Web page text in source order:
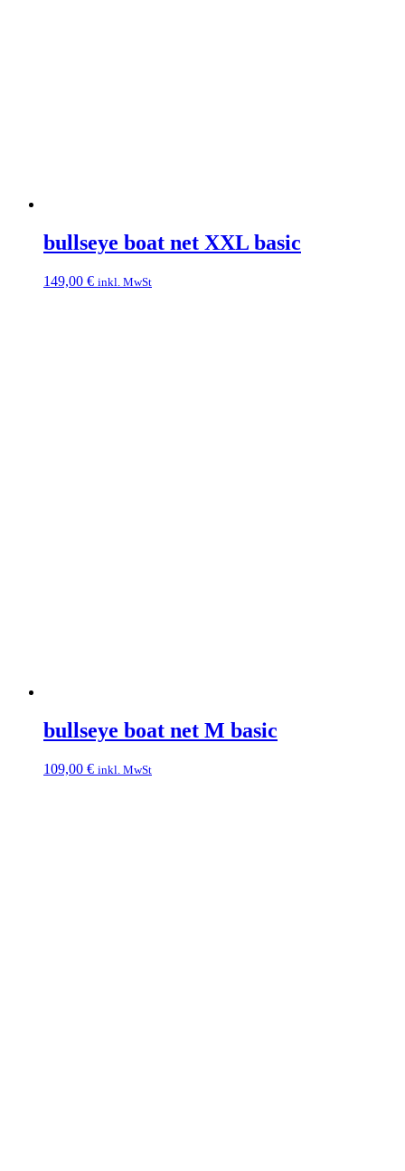
bullseye boat net XXL basic
149,00 € inkl. MwSt
bullseye boat net M basic
109,00 € inkl. MwSt